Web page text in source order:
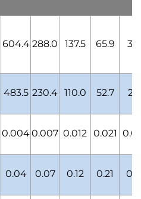
604.4 288.0 137.5 65.9
483.5 230.4 110.0 52.7
0.0040.007 0.012 0.021
0.04 0.07 0.12 0.21